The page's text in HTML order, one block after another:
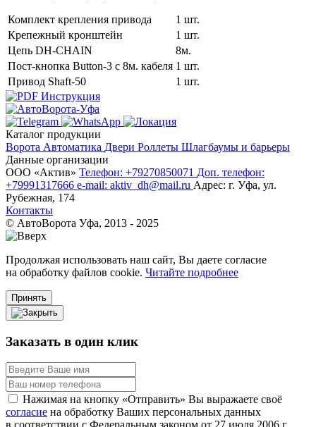
Комплект крепления привода
1 шт.
Крепежный кронштейн
1 шт.
Цепь DH-CHAIN
8м.
Пост-кнопка Button-3 с 8м. кабеля 1 шт.
Привод Shaft-50
1 шт.
Инструкция
Каталог продукции
Ворота Автоматика Двери Роллеты Шлагбаумы и барьеры
Данные организации
ООО «‎Актив»‎ Телефон: +79270850071 Доп. телефон:
+79991317666 e-mail: aktiv_dh@mail.ru Адрес: г. Уфа, ул.
Рубежная, 174
Контакты
© АвтоВорота Уфа, 2013 - 2025
Продолжая использовать наш сайт, Вы даете согласие
на обработку файлов cookie. Читайте подробнее
Принять
Заказать в один клик
Нажимая на кнопку «Отправить» Вы выражаете своё
согласие на обработку Ваших персональных данных